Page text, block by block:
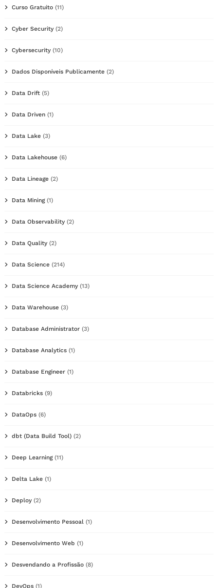
Curso Gratuito (11)
Cyber Security (2)
Cybersecurity (10)
Dados Disponíveis Publicamente (2)
Data Drift (5)
Data Driven (1)
Data Lake (3)
Data Lakehouse (6)
Data Lineage (2)
Data Mining(1)
Data Observability (2)
Data Quality (2)
Data Science (214)
Data Science Academy (13)
Data Warehouse (3)
Database Administrator (3)
Database Analytics (1)
Database Engineer (1)
Databricks (9)
DataOps (6)
dbt (Data Build Tool) (2)
Deep Learning(11)
Delta Lake (1)
Deploy (2)
Desenvolvimento Pessoal (1)
Desenvolvimento Web (1)
Desvendando a Profissão (8)
DevOps (1)